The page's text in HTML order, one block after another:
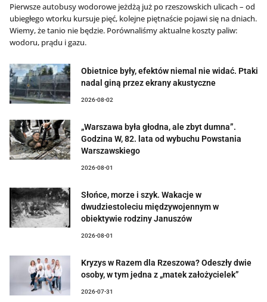
Pierwsze autobusy wodorowe jeżdżą już po rzeszowskich ulicach – od
ubiegłego wtorku kursuje pięć, kolejne piętnaście pojawi się na dniach.
Wiemy, że tanio nie będzie. Porównaliśmy aktualne koszty paliw:
wodoru, prądu i gazu.
Obietnice były, efektów niemal nie widać. Ptaki
nadal giną przez ekrany akustyczne
2026-08-02
„Warszawa była głodna, ale zbyt dumna”.
Godzina W, 82. lata od wybuchu Powstania
Warszawskiego
2026-08-01
Słońce, morze i szyk. Wakacje w
dwudziestoleciu międzywojennym w
obiektywie rodziny Januszów
2026-08-01
Kryzys w Razem dla Rzeszowa? Odeszły dwie
osoby, w tym jedna z „matek założycielek”
2026-07-31